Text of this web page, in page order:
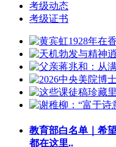
考级动态
考级证书
教育部白名单｜希
都在这里..